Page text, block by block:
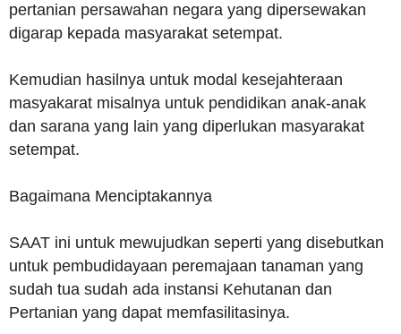
pertanian persawahan negara yang dipersewakan
digarap kepada masyarakat setempat.
Kemudian hasilnya untuk modal kesejahteraan
masyakarat misalnya untuk pendidikan anak-anak
dan sarana yang lain yang diperlukan masyarakat
setempat.
Bagaimana Menciptakannya
SAAT ini untuk mewujudkan seperti yang disebutkan
untuk pembudidayaan peremajaan tanaman yang
sudah tua sudah ada instansi Kehutanan dan
Pertanian yang dapat memfasilitasinya.